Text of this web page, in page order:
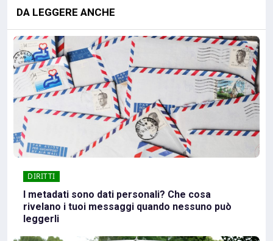
DA LEGGERE ANCHE
DIRITTI
I metadati sono dati personali? Che cosa
rivelano i tuoi messaggi quando nessuno può
leggerli